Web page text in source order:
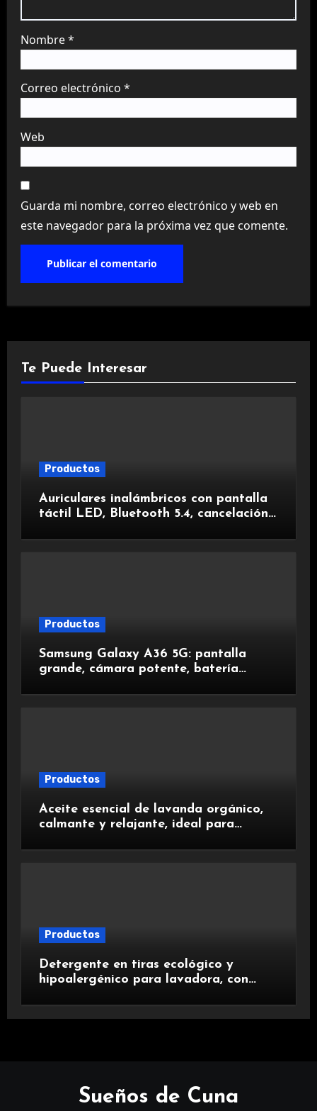
Nombre*
Correo electrónico *
Web
Guarda mi nombre, correo electrónico y web en
este navegador para la próxima vez que comente.
Te Puede Interesar
Productos
Auriculares inalámbricos con pantalla
táctil LED, Bluetooth 5.4, cancelación
duración.
Productos
Samsung Galaxy A36 5G: pantalla
grande, cámara potente, batería
experiencia premium.
Productos
Aceite esencial de lavanda orgánico,
calmante y relajante, ideal para
Productos
Detergente en tiras ecológico y
hipoalergénico para lavadora, con
Sueños de Cuna